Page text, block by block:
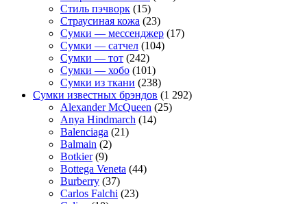
Стиль пэчворк (15)
Страусиная кожа (23)
Сумки — мессенджер (17)
Сумки — сатчел (104)
Сумки — тот (242)
Сумки — хобо (101)
Сумки из ткани (238)
Сумки известных брэндов (1 292)
Alexander McQueen (25)
Anya Hindmarch (14)
Balenciaga (21)
Balmain (2)
Botkier(9)
Bottega Veneta (44)
Burberry (37)
Carlos Falchi (23)